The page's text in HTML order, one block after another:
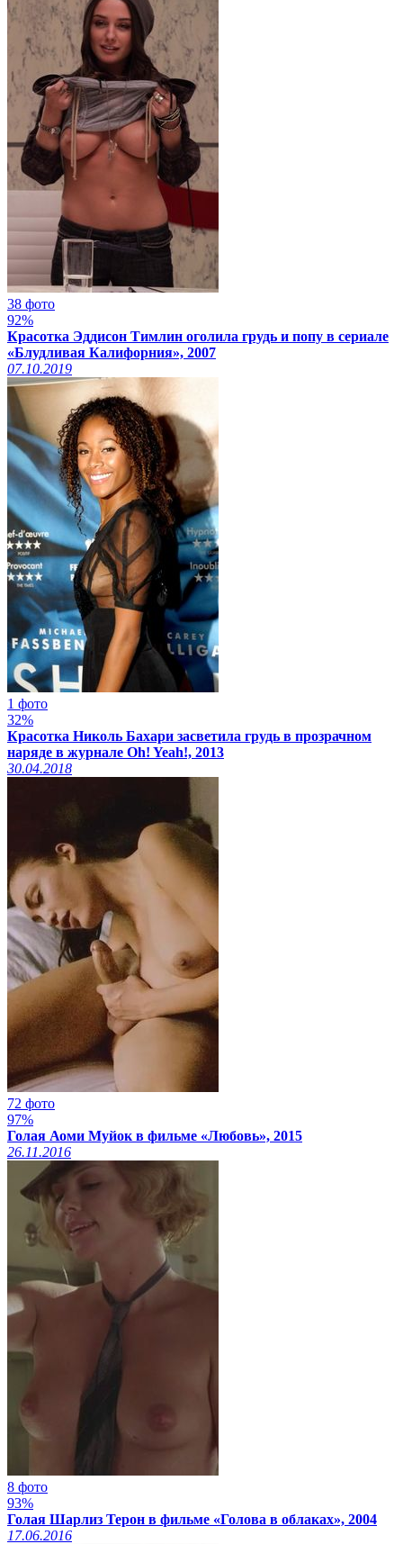
38 фото
92%
Красотка Эддисон Тимлин оголила грудь и попу в сериале
«Блудливая Калифорния», 2007
07.10.2019
1 фото
32%
Красотка Николь Бахари засветила грудь в прозрачном
наряде в журнале Oh! Yeah!, 2013
30.04.2018
72 фото
97%
Голая Аоми Муйок в фильме «Любовь», 2015
26.11.2016
8 фото
93%
Голая Шарлиз Терон в фильме «Голова в облаках», 2004
17.06.2016